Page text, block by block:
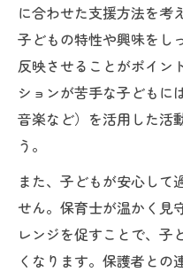
に合わせた支援方法を考
子どもの特性や興味をし
反映させることがポイン
ションが苦手な子どもに
音楽など）を活用した活
う。
また、子どもが安心して
せん。保育士が温かく見
レンジを促すことで、子
くなります。保護者との